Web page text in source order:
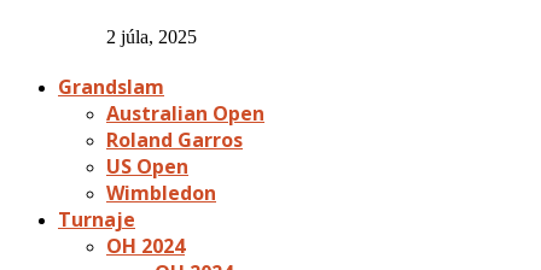
2 júla, 2025
Grandslam
Australian Open
Roland Garros
US Open
Wimbledon
Turnaje
OH 2024